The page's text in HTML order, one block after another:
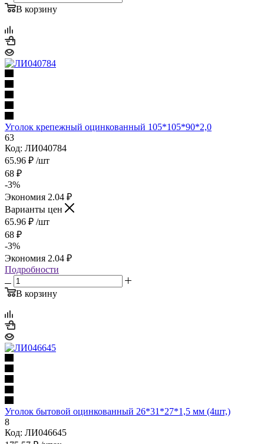
В корзину
Уголок крепежный оцинкованный 105*105*90*2,0
63
Код: ЛИ040784
65.96 ₽ /шт
68 ₽
-3%
Экономия 2.04 ₽
Варианты цен
65.96 ₽ /шт
68 ₽
-3%
Экономия 2.04 ₽
Подробности
В корзину
Уголок бытовой оцинкованный 26*31*27*1,5 мм (4шт,)
8
Код: ЛИ046645